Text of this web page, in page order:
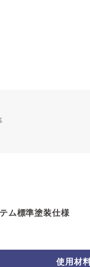
ム標準塗装仕様
使用材